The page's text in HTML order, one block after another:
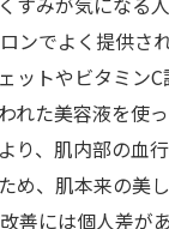
ンでよく提供さ
ットやビタミン
れた美容液を使
り、肌内部の血
め、肌本来の美
善には個人差が